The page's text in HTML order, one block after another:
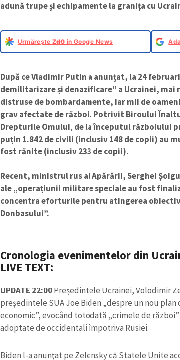
adună trupe și echipamente la granița cu
Urmărește ZdG în Google News
După ce Vladimir Putin a anunțat, la 24
demilitarizare și denazificare” a Ucrainei, mai
distruse de bombardamente, iar mii de
grav afectate de război. Potrivit Biroului
Drepturile Omului, de la începutul războiului
puțin 1.842 de civili (inclusiv 148 de copii) au
fost rănite (inclusiv 233 de copii).
Recent, ministrul rus al Apărării, Serghei
ale „operațiunii militare speciale au fost
concentra eforturile pentru atingerea
Donbasului”.
Cronologia evenimentelor din
LIVE TEXT:
UPDATE 22:00Președintele Ucrainei, Volodimir
președintele SUA Joe Biden „despre un nou
economic”, evocând totodată „crimele de
adoptate de occidentali împotriva Rusiei.
Biden l-a anunţat pe Zelensky că Statele Unite
ȘTIREA MEA
Titlu știre
Fotografie +